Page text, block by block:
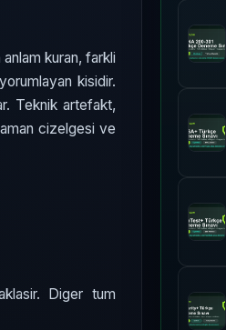
kuran, farkli
kisidir.
Teknik artefakt,
cizelgesi ve
Diger tum